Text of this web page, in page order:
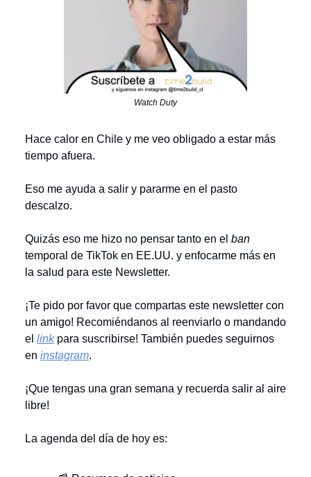
Watch Duty
Hace calor en Chile y me veo obligado a estar más
tiempo afuera.
Eso me ayuda a salir y pararme en el pasto
descalzo.
Quizás eso me hizo no pensar tanto en el ban
temporal de TikTok en EE.UU. y enfocarme más en
la salud para este Newsletter.
¡Te pido por favor que compartas este newsletter con
un amigo! Recomiéndanos al reenviarlo o mandando
el linkpara suscribirse! También puedes seguirnos
en instagram.
¡Que tengas una gran semana y recuerda salir al aire
libre!
La agenda del día de hoy es: